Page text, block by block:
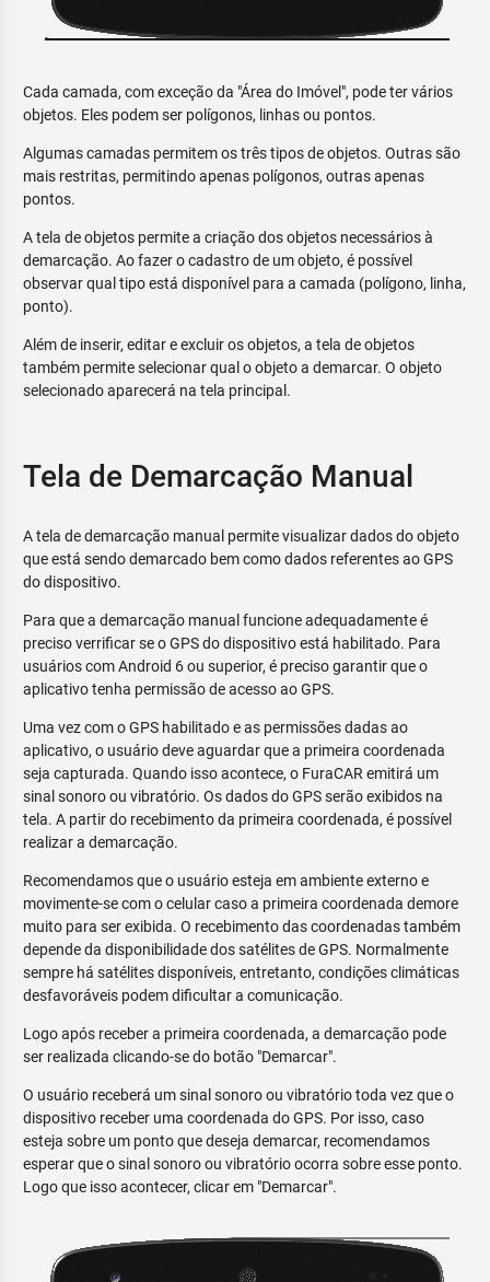
Cada camada, com exceção da "Área do Imóvel", pode ter vários
objetos. Eles podem ser polígonos, linhas ou pontos.
Algumas camadas permitem os três tipos de objetos. Outras são
mais restritas, permitindo apenas polígonos, outras apenas
pontos.
A tela de objetos permite a criação dos objetos necessários à
demarcação. Ao fazer o cadastro de um objeto, é possível
observar qual tipo está disponível para a camada (polígono, linha,
ponto).
Além de inserir, editar e excluir os objetos, a tela de objetos
também permite selecionar qual o objeto a demarcar. O objeto
selecionado aparecerá na tela principal.
Tela de Demarcação Manual
A tela de demarcação manual permite visualizar dados do objeto
que está sendo demarcado bem como dados referentes ao GPS
do dispositivo.
Para que a demarcação manual funcione adequadamente é
preciso verrificar se o GPS do dispositivo está habilitado. Para
usuários com Android 6 ou superior, é preciso garantir que o
aplicativo tenha permissão de acesso ao GPS.
Uma vez com o GPS habilitado e as permissões dadas ao
aplicativo, o usuário deve aguardar que a primeira coordenada
seja capturada. Quando isso acontece, o FuraCAR emitirá um
sinal sonoro ou vibratório. Os dados do GPS serão exibidos na
tela. A partir do recebimento da primeira coordenada, é possível
realizar a demarcação.
Recomendamos que o usuário esteja em ambiente externo e
movimente-se com o celular caso a primeira coordenada demore
muito para ser exibida. O recebimento das coordenadas também
depende da disponibilidade dos satélites de GPS. Normalmente
sempre há satélites disponíveis, entretanto, condições climáticas
desfavoráveis podem dificultar a comunicação.
Logo após receber a primeira coordenada, a demarcação pode
ser realizada clicando-se do botão "Demarcar".
O usuário receberá um sinal sonoro ou vibratório toda vez que o
dispositivo receber uma coordenada do GPS. Por isso, caso
esteja sobre um ponto que deseja demarcar, recomendamos
esperar que o sinal sonoro ou vibratório ocorra sobre esse ponto.
Logo que isso acontecer, clicar em "Demarcar".